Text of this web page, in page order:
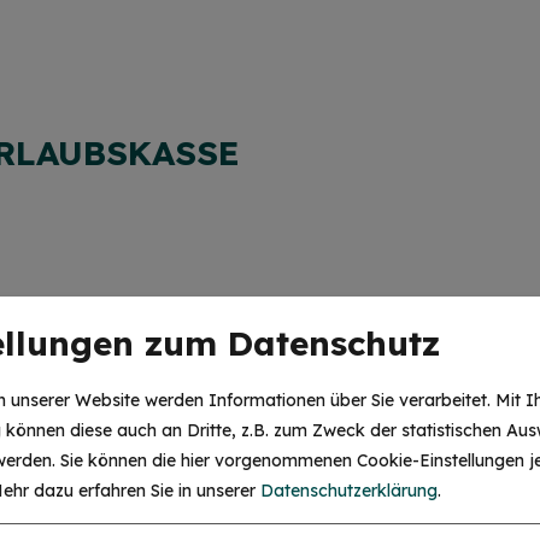
8 | 91757 Treuchtlingen
museumscafe.de
Artikel
HINWEIS
Christkind & Engel gesucht!
zum Datenschutz
unserer Website werden Informationen über Sie verarbeitet. Mit
können diese auch an Dritte, z.B. zum Zweck der statistischen
Sie können die hier vorgenommenen Cookie-Einstellungen
dazu erfahren Sie in unserer Datenschutzerklärung.